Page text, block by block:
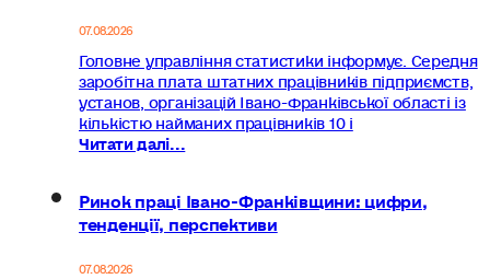
07.08.2026
Головне управління статистики інформує. Середня
заробітна плата штатних працівників підприємств,
установ, організацій Івано-Франківської області із
кількістю найманих працівників 10 і
Читати далі...
Ринок праці Івано-Франківщини: цифри,
тенденції, перспективи
07.08.2026